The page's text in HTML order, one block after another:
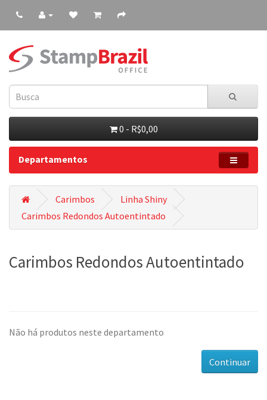
0 - R$0,00
Departamentos
Carimbos
Linha Shiny
Carimbos Redondos Autoentintado
Carimbos Redondos Autoentintado
Não há produtos neste departamento
Continuar